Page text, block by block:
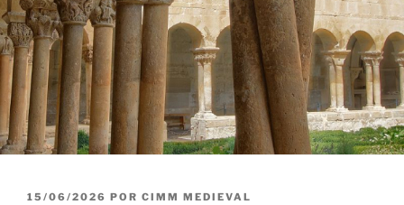
PUBLICADO
15/06/2026 POR CIMM MEDIEVAL